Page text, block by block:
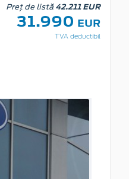
Preț de listă42.211 EUR
31.990 EUR
TVA deductibil